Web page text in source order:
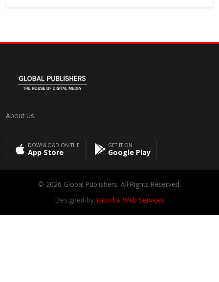
About Us
DOWNLOAD ON THE
App Store
GET IT ON
Google Play
© 2026 Global Publishers. All Rights Reserved.
Designed byYatosha Web Services